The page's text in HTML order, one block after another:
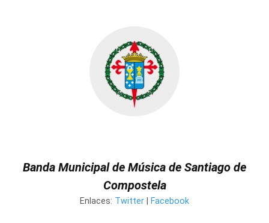
Banda Municipal de Música de Santiago de
Compostela
Enlaces: Twitter Facebook